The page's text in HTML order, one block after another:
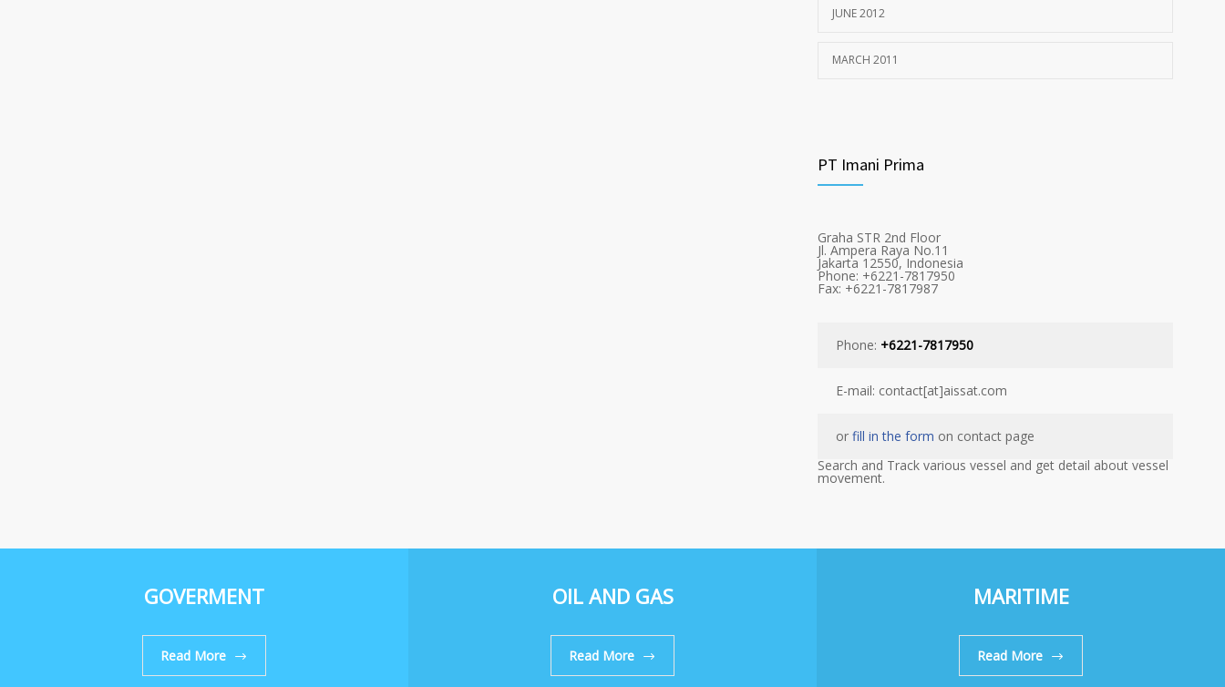
JUNE 2012
MARCH 2011
PT Imani Prima
Graha STR 2nd Floor
Jl. Ampera Raya No.11
Jakarta 12550, Indonesia
Phone: +6221-7817950
Fax: +6221-7817987
Phone: +6221-7817950
E-mail: contact[at]aissat.com
or fill in the form on contact page
Search and Track various vessel and get detail about vessel
movement.
GOVERMENT
Read More
OIL AND GAS
Read More
MARITIME
Read More